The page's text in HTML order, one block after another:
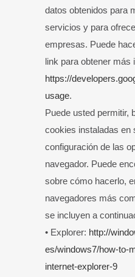
datos obtenidos para
servicios y para
empresas. Puede
link para obtener más
https://
usage.
Puede usted permitir,
cookies instaladas en
configuración de las
navegador. Puede
sobre cómo hacerlo,
navegadores más
se incluyen a
• Explorer: http://
es/windows7/how-to-
internet-explorer-9